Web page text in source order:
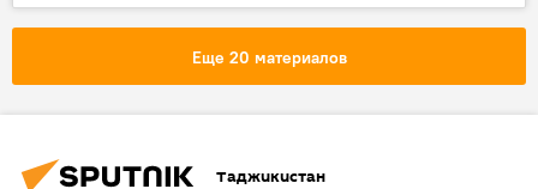
Новости Душанбе
Ташкент
Еще 20 материалов
Таджикистан